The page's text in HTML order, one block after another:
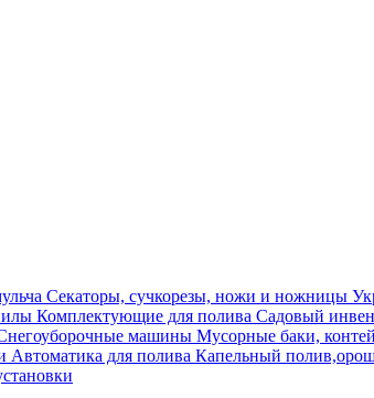
Секаторы, сучкорезы, ножи и ножницы
Комплектующие для полива Садовый
машины Мусорные баки,
Автоматика для полива Капельный